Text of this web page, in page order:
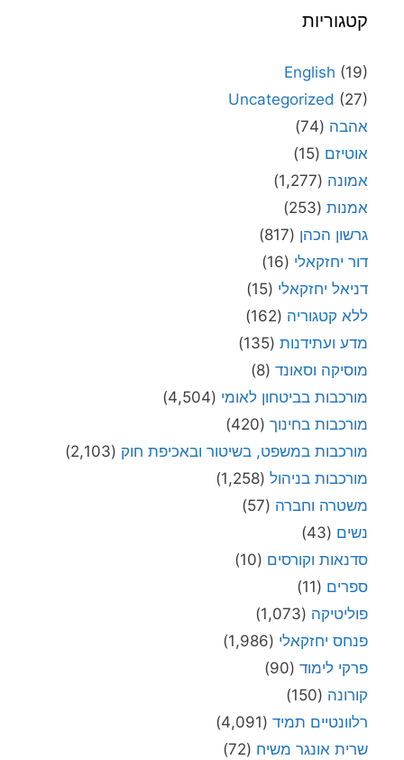
קטגוריות
English (19)
Uncategorized (27)
אהבה (74)
אוטיזם (15)
אמונה (1,277)
אמנות (253)
גרשון הכהן (817)
דור יחזקאלי (16)
דניאל יחזקאלי (15)
ללא קטגוריה (162)
מדע ועתידנות (135)
מוסיקה וסאונד (8)
מורכבות בביטחון לאומי (4,504)
מורכבות בחינוך (420)
מורכבות במשפט, בשיטור ובאכיפת חוק (2,103)
מורכבות בניהול (1,258)
משטרה וחברה (57)
נשים (43)
סדנאות וקורסים (10)
ספרים (11)
פוליטיקה (1,073)
פנחס יחזקאלי (1,986)
פרקי לימוד (90)
קורונה (150)
רלוונטיים תמיד (4,091)
שרית אונגר משיח (72)